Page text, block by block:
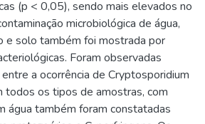
(p < 0,05), sendo mais elevados no
microbiológica de água,
e solo também foi mostrada por
Foram observadas
a ocorrência de Cryptosporidium
todos os tipos de amostras, com
água também foram constatadas